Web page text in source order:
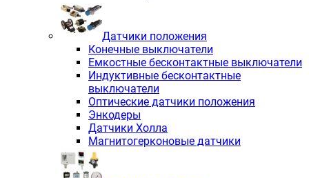
Датчики положения
Конечные выключатели
Емкостные бесконтактные выключатели
Индуктивные бесконтактные
выключатели
Оптические датчики положения
Энкодеры
Датчики Холла
Магнитогерконовые датчики